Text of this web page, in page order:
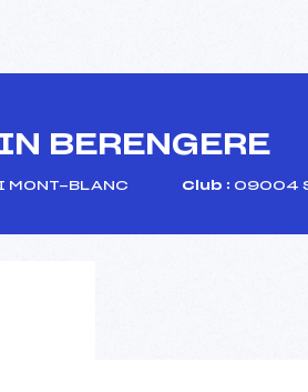
BERENGERE
MONT-BLANC Club : 09004